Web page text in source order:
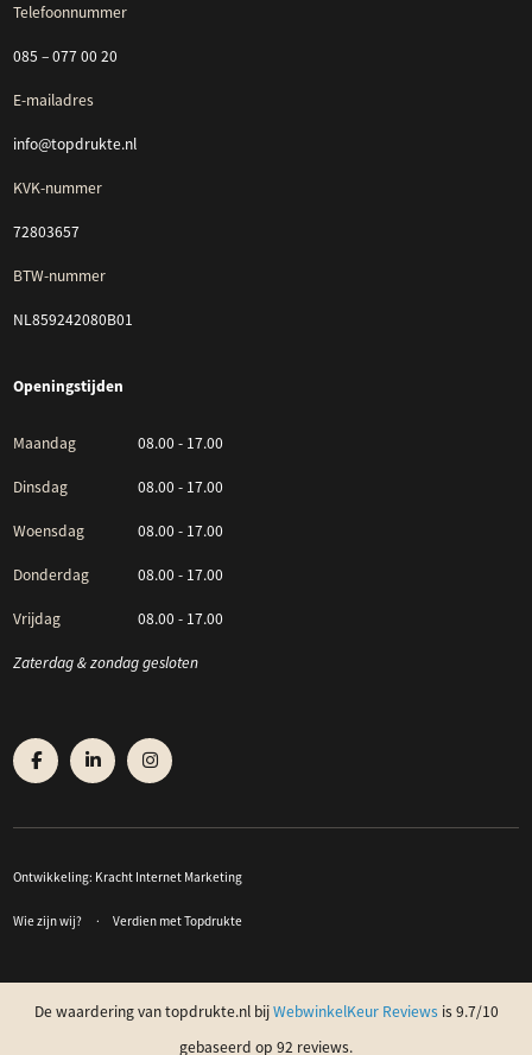
Telefoonnummer
085 – 077 00 20
E-mailadres
info@topdrukte.nl
KVK-nummer
72803657
BTW-nummer
NL859242080B01
Openingstijden
Maandag 08.00 - 17.00
Dinsdag 08.00 - 17.00
Woensdag 08.00 - 17.00
Donderdag 08.00 - 17.00
Vrijdag 08.00 - 17.00
Zaterdag & zondag gesloten
Ontwikkeling: Kracht Internet Marketing
Wie zijn wij? Verdien met Topdrukte
De waardering van topdrukte.nl bijWebwinkelKeur Reviewsis 9.7/10
gebaseerd op 92 reviews.